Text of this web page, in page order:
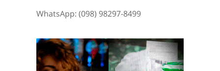
WhatsApp: (098) 98297-8499